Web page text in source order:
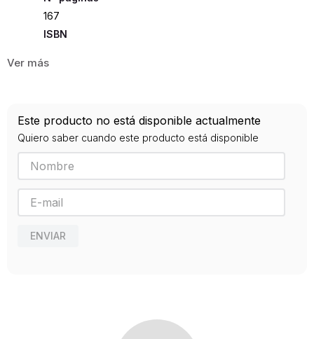
167
ISBN
Editorial
2012
Este producto no está disponible actualmente
Quiero saber cuando este producto está disponible
ENVIAR